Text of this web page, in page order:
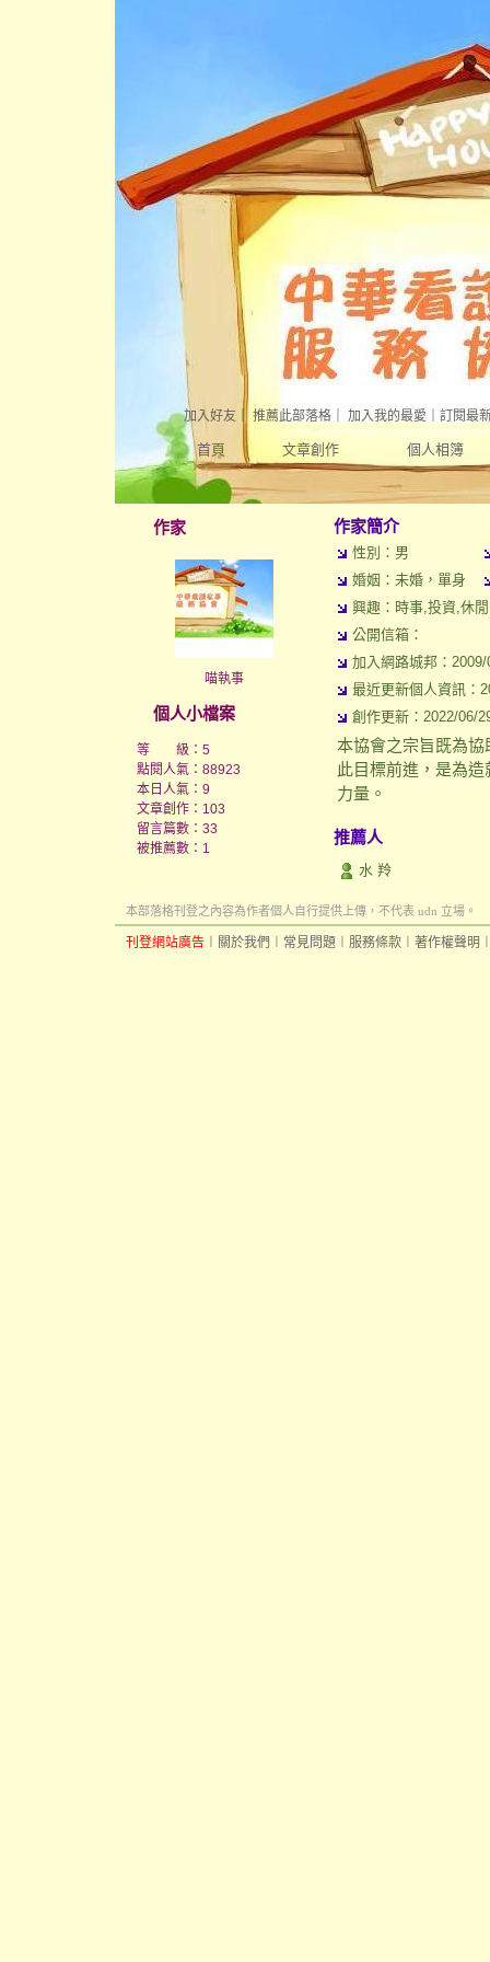
首頁 文章創作 個人相簿
加入好友 推薦此部落格 加入我的最愛 訂閱最
作家
喵執事
個人小檔案
等 級：5
點閱人氣：88923
本日人氣：9
文章創作：103
留言篇數：33
被推薦數： 1
作家簡介
性別：男
婚姻：未婚，單身
興趣：時事,投資,休
公開信箱：
加入網路城邦：
最近更新個人資訊：
創作更新：2022/06/
本協會之宗旨既為
此目標前進，是為
力量。
推薦人
水 羚
本部落格刊登之內容為作者個人自行提供上傳，不代表 udn 立場。
刊登網站廣告 關於我們 常見問題 服務條款 著作權聲明